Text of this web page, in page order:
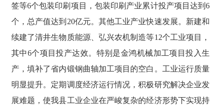
签等6个包装印刷项目，包装印刷产业累计投产项目达到6
个，总产值达到20亿元。其他工业产业快速发展。新建和
续建了清井生物质能源、弘兴农机制造等12个工业项目，
其中6个项目投产达效。特别是金鸿机械加工项目投入生
产，填补了省内锻钢曲轴加工项目的空白。工业运行质量
明显提升。定期调度经济运行情况，积极研究解决企业发
展难题，使我县工业企业在严峻复杂的经济形势下实现持